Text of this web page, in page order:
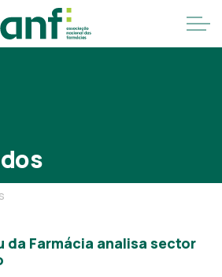
da Farmácia analisa sector